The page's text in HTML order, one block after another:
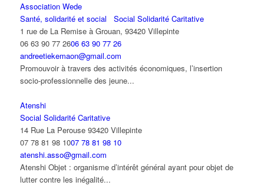
Association Wede
Santé, solidarité et social
Social Solidarité Caritative
1 rue de La Remise à Grouan, 93420 Villepinte
06 63 90 77 2606 63 90 77 26
andreetiekemaon@gmail.com
Promouvoir à travers des activités économiques, l’insertion
socio-professionnelle des jeune...
Atenshi
Social Solidarité Caritative
14 Rue La Perouse 93420 Villepinte
07 78 81 98 1007 78 81 98 10
atenshi.asso@gmail.com
Atenshi Objet : organisme d’intérêt général ayant pour objet de
lutter contre les inégalité...